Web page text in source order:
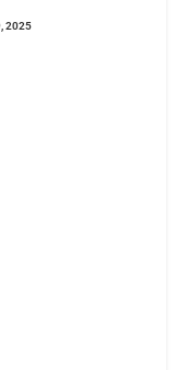
2025